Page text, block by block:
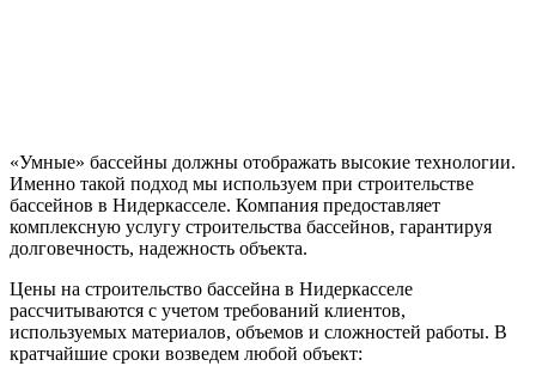
«Умные» бассейны должны отображать высокие технологии.
Именно такой подход мы используем при строительстве
бассейнов в Нидеркасселе. Компания предоставляет
комплексную услугу строительства бассейнов, гарантируя
долговечность, надежность объекта.
Цены на строительство бассейна в Нидеркасселе
рассчитываются с учетом требований клиентов,
используемых материалов, объемов и сложностей работы. В
кратчайшие сроки возведем любой объект: